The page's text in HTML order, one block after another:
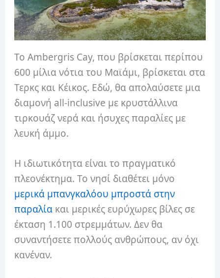
Το Ambergris Cay, που βρίσκεται περίπου
600 μίλια νότια του Μαϊάμι, βρίσκεται στα
Τερκς και Κέικος. Εδώ, θα απολαύσετε μια
διαμονή all-inclusive με κρυστάλλινα
τιρκουάζ νερά και ήσυχες παραλίες με
λευκή άμμο.
Η ιδιωτικότητα είναι το πραγματικό
πλεονέκτημα. Το νησί διαθέτει μόνο
μερικά μπανγκαλόου μπροστά στην
παραλία και μερικές ευρύχωρες βίλες σε
έκταση 1.100 στρεμμάτων. Δεν θα
συναντήσετε πολλούς ανθρώπους, αν όχι
κανέναν.